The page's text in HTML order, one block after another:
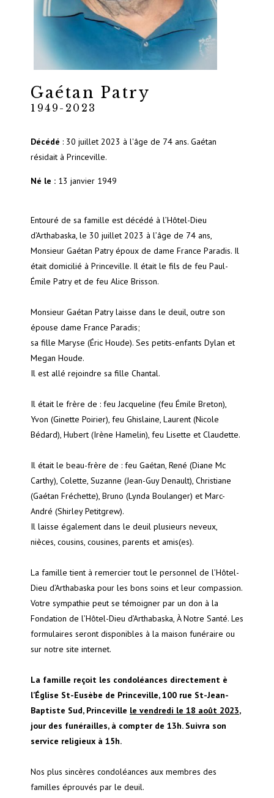
Gaétan Patry
1949-2023
Décédé : 30 juillet 2023 à l'âge de 74 ans. Gaétan
résidait à Princeville.
Né le : 13 janvier 1949
Entouré de sa famille est décédé à l’Hôtel-Dieu
d’Arthabaska, le 30 juillet 2023 à l’âge de 74 ans,
Monsieur Gaétan Patry époux de dame France Paradis. Il
était domicilié à Princeville. Il était le fils de feu Paul-
Émile Patry et de feu Alice Brisson.
Monsieur Gaétan Patry laisse dans le deuil, outre son
épouse dame France Paradis;
sa fille Maryse (Éric Houde). Ses petits-enfants Dylan et
Megan Houde.
Il est allé rejoindre sa fille Chantal.
Il était le frère de : feu Jacqueline (feu Émile Breton),
Yvon (Ginette Poirier), feu Ghislaine, Laurent (Nicole
Bédard), Hubert (Irène Hamelin), feu Lisette et Claudette.
Il était le beau-frère de : feu Gaétan, René (Diane Mc
Carthy), Colette, Suzanne (Jean-Guy Denault), Christiane
(Gaétan Fréchette), Bruno (Lynda Boulanger) et Marc-
André (Shirley Petitgrew).
Il laisse également dans le deuil plusieurs neveux,
nièces, cousins, cousines, parents et amis(es).
La famille tient à remercier tout le personnel de l’Hôtel-
Dieu d’Arthabaska pour les bons soins et leur compassion.
Votre sympathie peut se témoigner par un don à la
Fondation de l’Hôtel-Dieu d’Arthabaska, À Notre Santé. Les
formulaires seront disponibles à la maison funéraire ou
sur notre site internet.
La famille reçoit les condoléances directement è
l’Église St-Eusèbe de Princeville, 100 rue St-Jean-
Baptiste Sud, Princeville le vendredi le 18 août 2023,
jour des funérailles, à compter de 13h. Suivra son
service religieux à 15h.
Nos plus sincères condoléances aux membres des
familles éprouvés par le deuil.